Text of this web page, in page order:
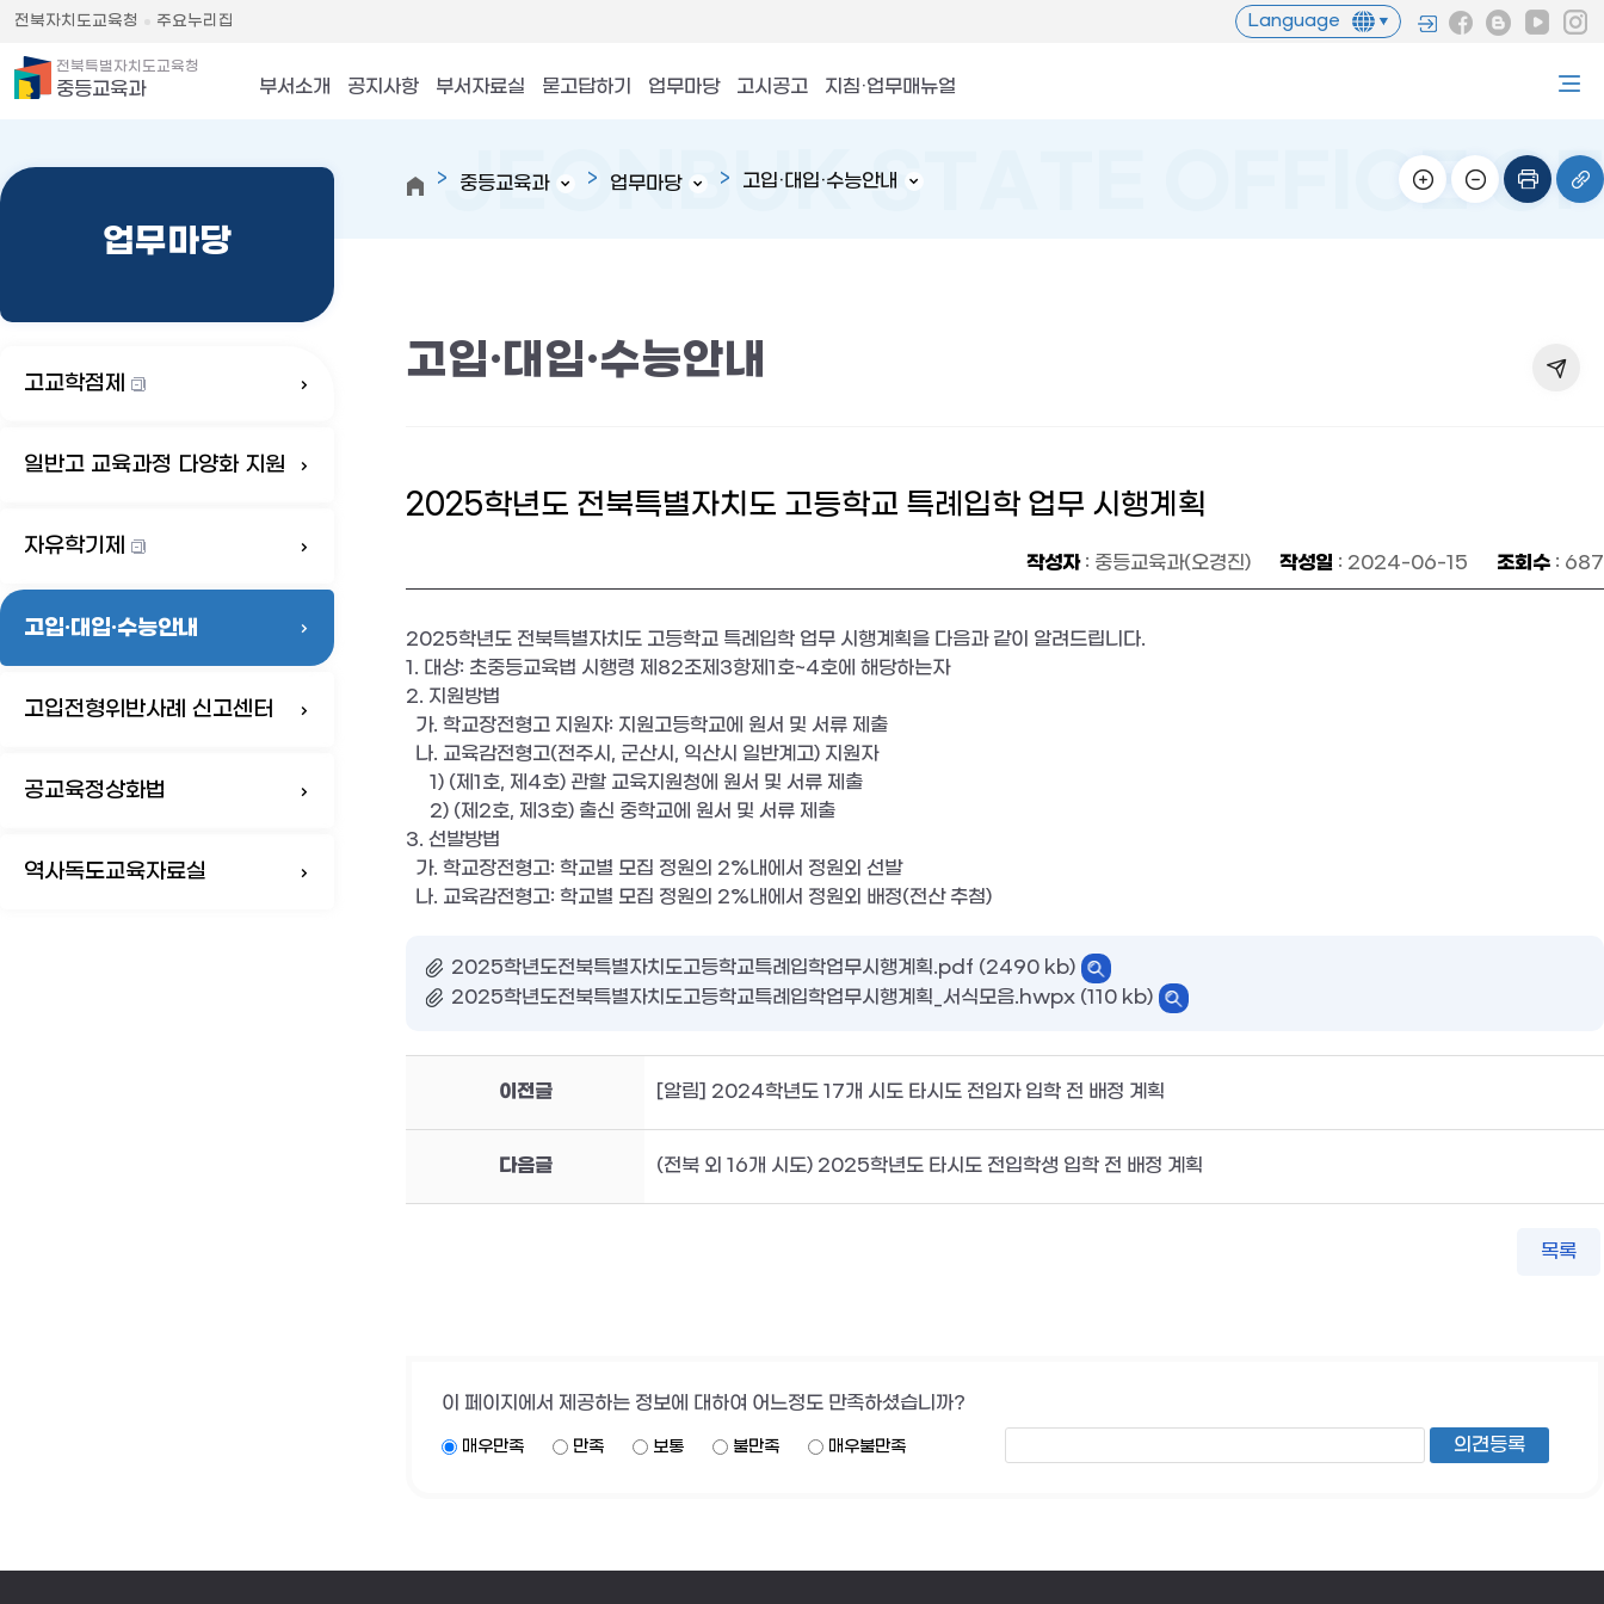
전북자치도교육청 주요누리집 Language
전북특별자치도교육청
중등교육과 부서소개 공지사항 부서자료실 묻고답하기 업무마당 고시공고 지침·업무매뉴얼
업무마당
고교학점제
일반고 교육과정 다양화 지원
자유학기제
고입·대입·수능안내
고입전형위반사례 신고센터
공교육정상화법
역사독도교육자료실
중등교육과 업무마당 고입·대입·수능안내
고입·대입·수능안내
2025학년도 전북특별자치도 고등학교 특례입학 업무 시행계획
작성자: 중등교육과(오경진) 작성일 : 2024-06-15 조회수 : 687
2025학년도 전북특별자치도 고등학교 특례입학 업무 시행계획을 다음과 같이 알려드립니다.
1. 대상: 초중등교육법 시행령 제82조제3항제1호~4호에 해당하는자
2. 지원방법
가. 학교장전형고 지원자: 지원고등학교에 원서 및 서류 제출
나. 교육감전형고(전주시, 군산시, 익산시 일반계고) 지원자
1) (제1호, 제4호) 관할 교육지원청에 원서 및 서류 제출
2) (제2호, 제3호) 출신 중학교에 원서 및 서류 제출
3. 선발방법
가. 학교장전형고: 학교별 모집 정원의 2%내에서 정원외 선발
나. 교육감전형고: 학교별 모집 정원의 2%내에서 정원외 배정(전산 추첨)
2025학년도전북특별자치도고등학교특례입학업무시행계획.pdf (2490 kb)
2025학년도전북특별자치도고등학교특례입학업무시행계획_서식모음.hwpx (110 kb)
이전글 [알림] 2024학년도 17개 시도 타시도 전입자 입학 전 배정 계획
다음글 (전북 외 16개 시도) 2025학년도 타시도 전입학생 입학 전 배정 계획
목록
이 페이지에서 제공하는 정보에 대하여 어느정도 만족하셨습니까?
매우만족 만족 보통 불만족 매우불만족